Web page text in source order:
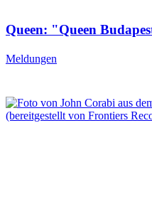
Queen: "Queen
Meldungen